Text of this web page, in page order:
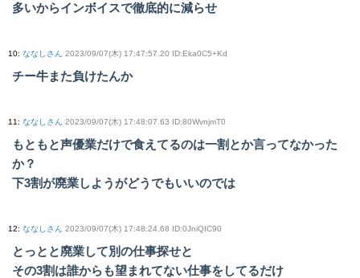
多いからインボイスで徹底的に減らせ
10: ななしさん 2023/09/07(木) 17:47:57.20 ID:Eka0C5+Kd
チー牛また負けたんか
11: ななしさん 2023/09/07(木) 17:48:07.63 ID:80WvnjmT0
もともと声優業だけで食えてるのは一割とか言ってなかった
か？
下3割が廃業しようがどうでもいいのでは
12: ななしさん 2023/09/07(木) 17:48:24.68 ID:0JniQIC90
とっとと廃業して別の仕事探せと
その3割は誰からも望まれてない仕事をしてるだけ